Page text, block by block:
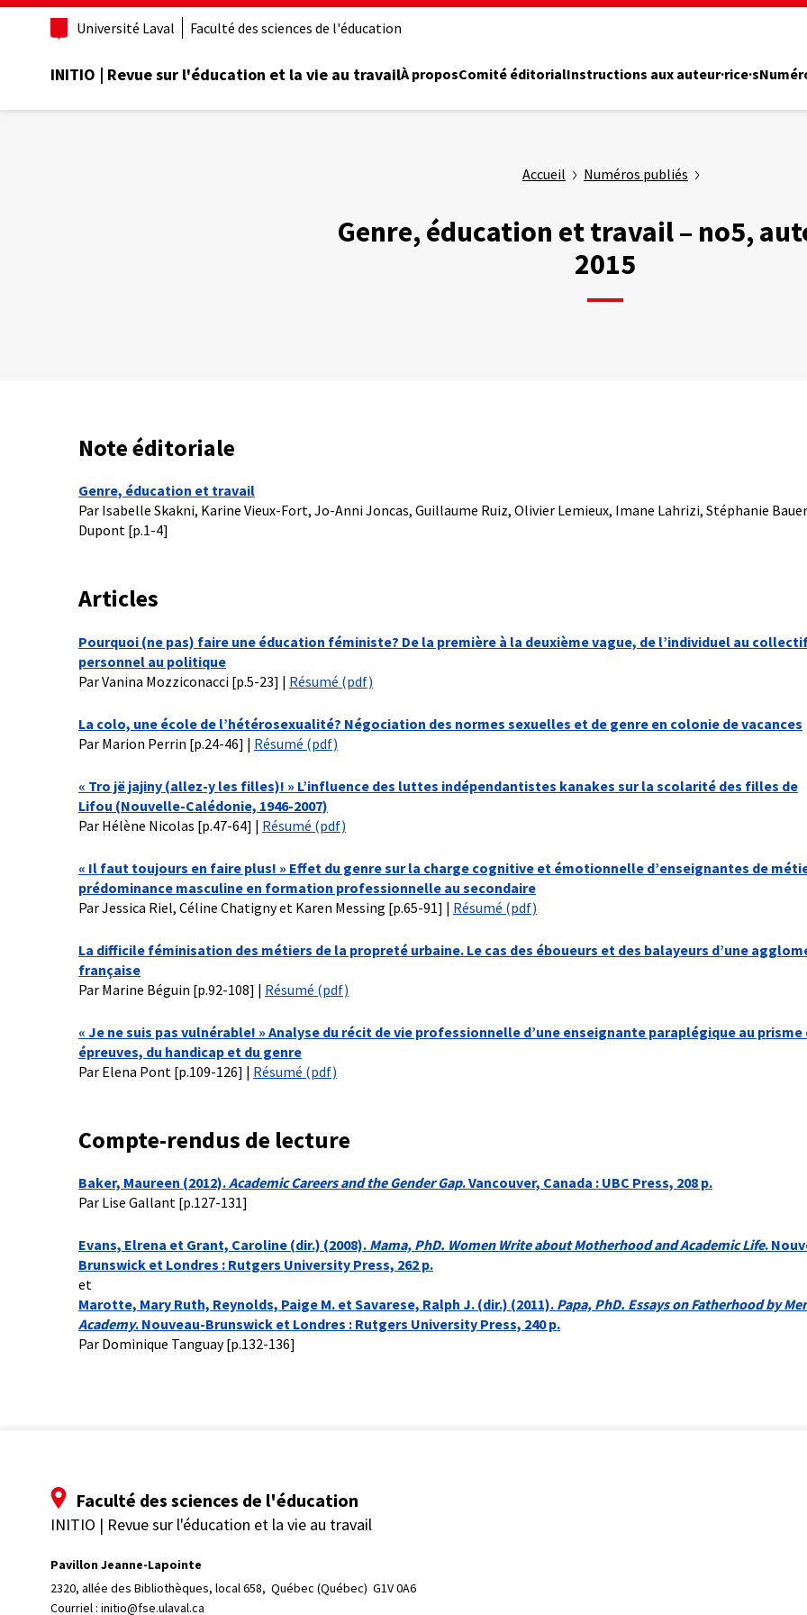
Aller
principal
Université Laval Faculté des sciences de l'éducation
INITIO | Revue sur l'éducation et la vie au travailÀ proposComité éditorialInstructions aux auteur·rice·s
Accueil Numéros publiés
Genre, éducation et travail – no5,
2015
Note éditoriale
Genre, éducation et travail
Par Isabelle Skakni, Karine Vieux-Fort, Jo-Anni Joncas, Guillaume Ruiz, Olivier Lemieux, Imane Lahrizi, Stéphanie
Dupont [p.1-4]
Articles
Pourquoi (ne pas) faire une éducation féministe? De la première à la deuxième vague, de l’individuel au
personnel au politique
Par Vanina Mozziconacci [p.5-23] | Résumé (pdf)
La colo, une école de l’hétérosexualité? Négociation des normes sexuelles et de genre en colonie de vacances
Par Marion Perrin [p.24-46] | Résumé (pdf)
« Tro jë jajiny (allez-y les filles)! » L’influence des luttes indépendantistes kanakes sur la scolarité des filles de
Lifou (Nouvelle-Calédonie, 1946-2007)
Par Hélène Nicolas [p.47-64] | Résumé (pdf)
« Il faut toujours en faire plus! » Effet du genre sur la charge cognitive et émotionnelle d’enseignantes de
prédominance masculine en formation professionnelle au secondaire
Par Jessica Riel, Céline Chatigny et Karen Messing [p.65-91] | Résumé (pdf)
La difficile féminisation des métiers de la propreté urbaine. Le cas des éboueurs et des balayeurs d’une
française
Par Marine Béguin [p.92-108] | Résumé (pdf)
« Je ne suis pas vulnérable! » Analyse du récit de vie professionnelle d’une enseignante paraplégique au prisme
épreuves, du handicap et du genre
Par Elena Pont [p.109-126] | Résumé (pdf)
Compte-rendus de lecture
Baker, Maureen (2012).Academic Careers and the Gender Gap. Vancouver, Canada : UBC Press, 208 p.
Par Lise Gallant [p.127-131]
Evans, Elrena et Grant, Caroline (dir.) (2008). Mama, PhD. Women Write about Motherhood and Academic Life.
Brunswick et Londres : Rutgers University Press, 262 p.
et
Marotte, Mary Ruth, Reynolds, Paige M. et Savarese, Ralph J. (dir.) (2011). Papa, PhD. Essays on Fatherhood by
Academy. Nouveau-Brunswick et Londres : Rutgers University Press, 240 p.
Par Dominique Tanguay [p.132-136]
Faculté des sciences de l'éducation
INITIO | Revue sur l'éducation et la vie au travail
Pavillon Jeanne-Lapointe
2320, allée des Bibliothèques, local 658, Québec (Québec)  G1V 0A6
Courriel : initio@fse.ulaval.ca